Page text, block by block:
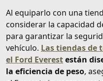
Al equiparlo con una
considerar la capacidad
para garantizar la
vehículo. Las tiendas de
el Ford Everestestán
la eficiencia de peso,